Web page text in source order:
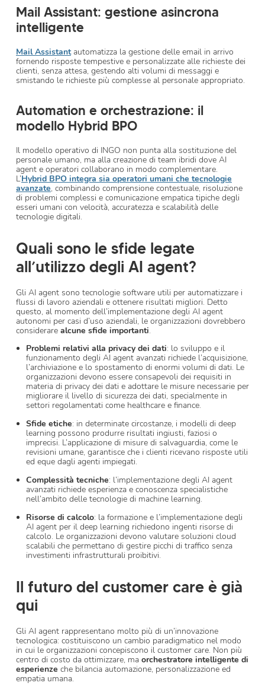
Mail Assistant: gestione asincrona
intelligente
Mail Assistantautomatizza la gestione delle email in arrivo
fornendo risposte tempestive e personalizzate alle richieste dei
clienti, senza attesa, gestendo alti volumi di messaggi e
smistando le richieste più complesse al personale appropriato.
Automation e orchestrazione: il
modello Hybrid BPO
Il modello operativo di INGO non punta alla sostituzione del
personale umano, ma alla creazione di team ibridi dove AI
agent e operatori collaborano in modo complementare.
L’Hybrid BPO integra sia operatori umani che tecnologie
avanzate, combinando comprensione contestuale, risoluzione
di problemi complessi e comunicazione empatica tipiche degli
esseri umani con velocità, accuratezza e scalabilità delle
tecnologie digitali.
Quali sono le sfide legate
all’utilizzo degli AI agent?
Gli AI agent sono tecnologie software utili per automatizzare i
flussi di lavoro aziendali e ottenere risultati migliori. Detto
questo, al momento dell’implementazione degli AI agent
autonomi per casi d’uso aziendali, le organizzazioni dovrebbero
considerare alcune sfide importanti.
Problemi relativi alla privacy dei dati: lo sviluppo e il
funzionamento degli AI agent avanzati richiede l’acquisizione,
l’archiviazione e lo spostamento di enormi volumi di dati. Le
organizzazioni devono essere consapevoli dei requisiti in
materia di privacy dei dati e adottare le misure necessarie per
migliorare il livello di sicurezza dei dati, specialmente in
settori regolamentati come healthcare e finance.
Sfide etiche: in determinate circostanze, i modelli di deep
learning possono produrre risultati ingiusti, faziosi o
imprecisi. L’applicazione di misure di salvaguardia, come le
revisioni umane, garantisce che i clienti ricevano risposte utili
ed eque dagli agenti impiegati.
Complessità tecniche: l’implementazione degli AI agent
avanzati richiede esperienza e conoscenza specialistiche
nell’ambito delle tecnologie di machine learning.
Risorse di calcolo: la formazione e l’implementazione degli
AI agent per il deep learning richiedono ingenti risorse di
calcolo. Le organizzazioni devono valutare soluzioni cloud
scalabili che permettano di gestire picchi di traffico senza
investimenti infrastrutturali proibitivi.
Il futuro del customer care è già
qui
Gli AI agent rappresentano molto più di un’innovazione
tecnologica: costituiscono un cambio paradigmatico nel modo
in cui le organizzazioni concepiscono il customer care. Non più
centro di costo da ottimizzare, ma orchestratore intelligente di
esperienze che bilancia automazione, personalizzazione ed
empatia umana.